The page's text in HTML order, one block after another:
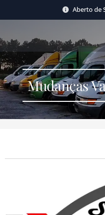
Aberto de
Mudanças